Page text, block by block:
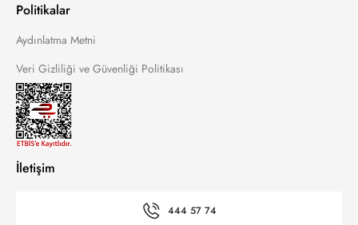
Politikalar
Aydınlatma Metni
Veri Gizliliği ve Güvenliği Politikası
İletişim
444 57 74